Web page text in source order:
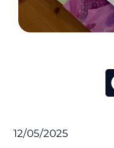
12/05/2025